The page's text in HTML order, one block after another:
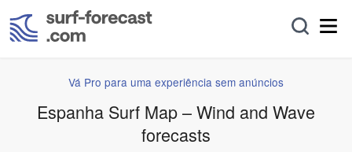
Vá Pro para uma experiência sem anúncios
Espanha Surf Map – Wind and Wave
forecasts